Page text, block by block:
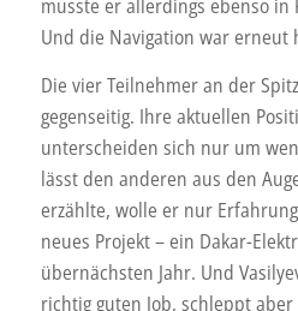
musste er allerdings ebenso in
Und die Navigation war erneut
Die vier Teilnehmer an der
gegenseitig. Ihre aktuellen
unterscheiden sich nur um
lässt den anderen aus den
erzählte, wolle er nur
neues Projekt – ein Dakar-
übernächsten Jahr. Und
richtig guten Job, schleppt